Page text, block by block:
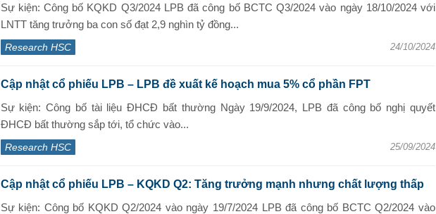
Sự kiện: Công bố KQKD Q3/2024 LPB đã công bố BCTC Q3/2024 vào ngày 18/10/2024 với
LNTT tăng trưởng ba con số đạt 2,9 nghìn tỷ đồng...
Research HSC 24/10/2024
Cập nhật cổ phiếu LPB – LPB đề xuất kế hoạch mua 5% cổ phần FPT
Sự kiện: Công bố tài liệu ĐHCĐ bất thường Ngày 19/9/2024, LPB đã công bố nghị quyết
ĐHCĐ bất thường sắp tới, tổ chức vào...
Research HSC 25/09/2024
Cập nhật cổ phiếu LPB – KQKD Q2: Tăng trưởng mạnh nhưng chất lượng thấp
Sự kiện: Công bố KQKD Q2/2024 vào ngày 19/7/2024 LPB đã công bố BCTC Q2/2024 vào